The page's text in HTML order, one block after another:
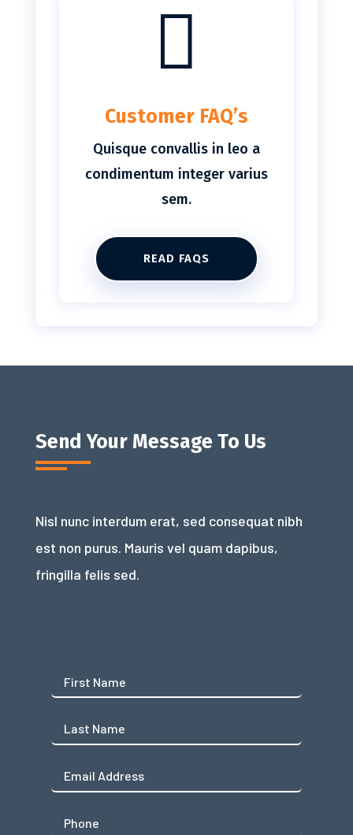

Customer FAQ’s
Quisque convallis in leo a
condimentum integer varius
sem.
READ FAQS
Send Your Message To Us
Nisl nunc interdum erat, sed consequat nibh
est non purus. Mauris vel quam dapibus,
fringilla felis sed.